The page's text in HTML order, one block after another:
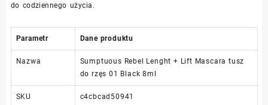
do codziennego użycia.
Parametr Dane produktu
Nazwa
Sumptuous Rebel Lenght + Lift Mascara tusz
do rzęs 01 Black 8ml
SKU c4cbcad50941